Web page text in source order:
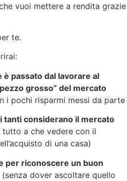
vuoi mettere a rendita grazie
te.
è passato dal lavorare al
grosso” del mercato
i pochi risparmi messi da parte
tanti considerano il mercato
tutto a che vedere con il
di una casa)
per riconoscere un buon
(senza dover ascoltare quello